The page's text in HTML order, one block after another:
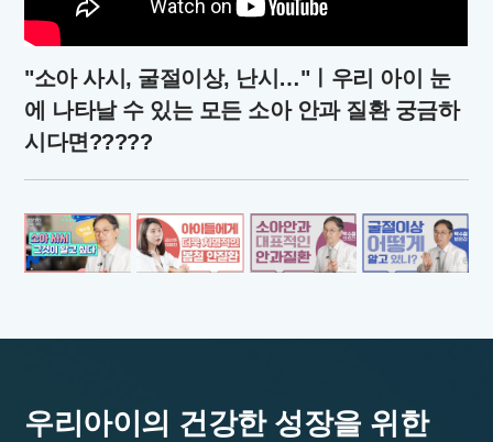
"소아 사시, 굴절이상, 난시…"ㅣ우리 아이 눈
에 나타날 수 있는 모든 소아 안과 질환 궁금하
시다면?????
우리아이의 건강한 성장을 위한